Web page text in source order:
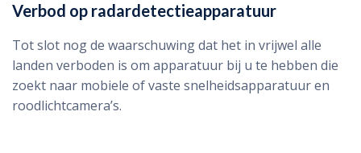
Verbod op radardetectieapparatuur
Tot slot nog de waarschuwing dat het in vrijwel alle
landen verboden is om apparatuur bij u te hebben die
zoekt naar mobiele of vaste snelheidsapparatuur en
roodlichtcamera’s.